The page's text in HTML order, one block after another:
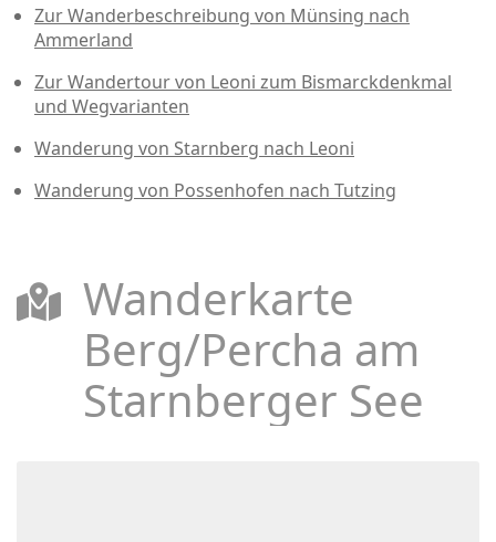
Zur Wanderbeschreibung von Münsing nach
Ammerland
Zur Wandertour von Leoni zum Bismarckdenkmal
und Wegvarianten
Wanderung von Starnberg nach Leoni
Wanderung von Possenhofen nach Tutzing
Wanderkarte
Berg/Percha am
Starnberger See